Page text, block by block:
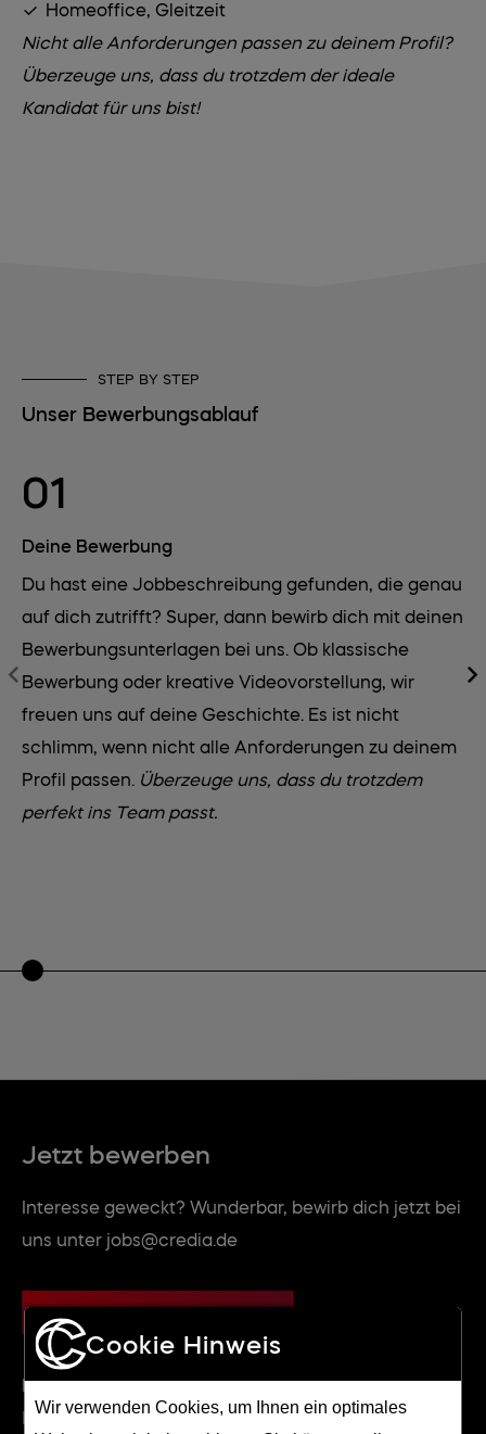
Homeoffice, Gleitzeit
Nicht alle Anforderungen passen zu deinem Profil?
Überzeuge uns, dass du trotzdem der ideale
Kandidat für uns bist!
STEP BY STEP
Unser Bewerbungsablauf
01
Deine Bewerbung
Du hast eine Jobbeschreibung gefunden, die genau
auf dich zutrifft? Super, dann bewirb dich mit deinen
Bewerbungsunterlagen bei uns. Ob klassische
Bewerbung oder kreative Videovorstellung, wir
freuen uns auf deine Geschichte. Es ist nicht
schlimm, wenn nicht alle Anforderungen zu deinem
Profil passen.
Überzeuge uns, dass du trotzdem
perfekt ins Team passt.
Jetzt bewerben
Interesse geweckt? Wunderbar, bewirb dich jetzt bei
uns unter jobs@credia.de
Dein Ansprechpartner
Björn Schneider
Cookie Hinweis
Wir verwenden Cookies, um Ihnen ein optimales